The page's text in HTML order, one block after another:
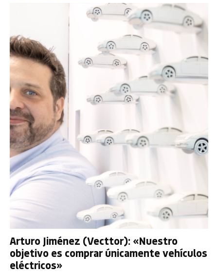
Arturo Jiménez (Vecttor): «Nuestro
objetivo es comprar únicamente vehículos
eléctricos»